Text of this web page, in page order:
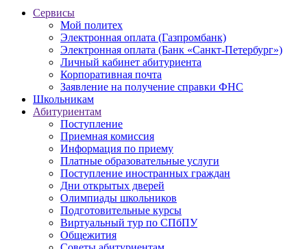
Сервисы
Мой политех
Электронная оплата (Газпромбанк)
Электронная оплата (Банк «Санкт-Петербург»)
Личный кабинет абитуриента
Корпоративная почта
Заявление на получение справки ФНС
Школьникам
Абитуриентам
Поступление
Приемная комиссия
Информация по приему
Платные образовательные услуги
Поступление иностранных граждан
Дни открытых дверей
Олимпиады школьников
Подготовительные курсы
Виртуальный тур по СПбПУ
Общежития